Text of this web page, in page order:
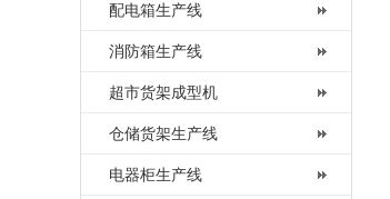
配电箱生产线
消防箱生产线
超市货架成型机
仓储货架生产线
电器柜生产线